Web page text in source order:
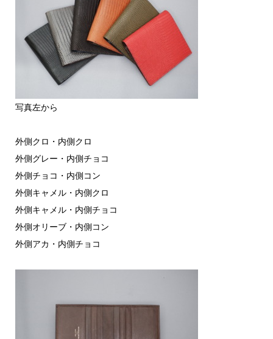
写真左から
外側クロ・内側クロ
外側グレー・内側チョコ
外側チョコ・内側コン
外側キャメル・内側クロ
外側キャメル・内側チョコ
外側オリーブ・内側コン
外側アカ・内側チョコ